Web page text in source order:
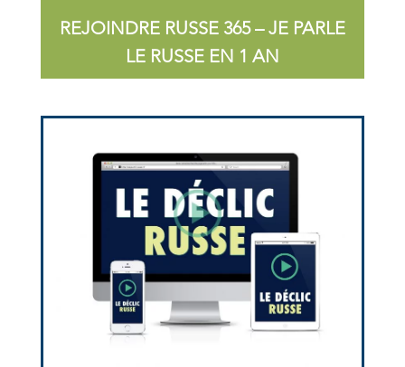
REJOINDRE RUSSE 365 – JE PARLE
LE RUSSE EN 1 AN